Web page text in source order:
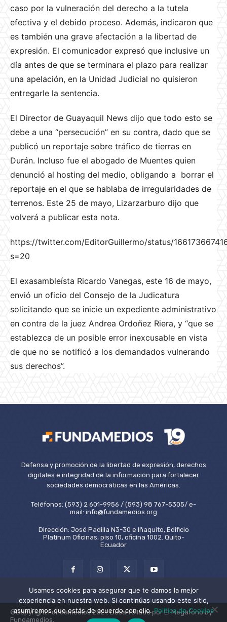
caso por la vulneración del derecho a la tutela
efectiva y el debido proceso. Además, indicaron que
es también una grave afectación a la libertad de
expresión. El comunicador expresó que inclusive un
día antes de que se terminara el plazo para realizar
una apelación, en la Unidad Judicial no quisieron
entregarle la sentencia.
El Director de Guayaquil News dijo que todo esto se
debe a una “persecución” en su contra, dado que se
publicó un reportaje sobre tráfico de tierras en
Durán. Incluso fue el abogado de Muentes quien
denunció al hosting del medio, obligando a borrar el
reportaje en el que se hablaba de irregularidades de
terrenos. Este 25 de mayo, Lizarzarburo dijo que
volverá a publicar esta nota.
https://twitter.com/EditorGuillermo/status/
s=20
El exasambleísta Ricardo Vanegas, este 16 de mayo,
envió un oficio del Consejo de la Judicatura
solicitando que se inicie un expediente administrativo
en contra de la juez Andrea Ordoñez Riera, y “que se
establezca de un posible error inexcusable en vista
de que no se notificó a los demandados vulnerando
sus derechos”.
Defensa y promoción de la libertad de expresión, derechos
digitales e integridad de la información para fortalecer
sociedades democráticas en las Américas.
Teléfonos: (593) 2 601-9956 / (593) 98 767-5305/ e-
mail: info@fundamedios.org
Dirección: José Padilla N3-30 e Iñaquito, Edificio
Platinum Oficinas, piso 10, oficina 1002. Quito-
Ecuador
©Copyright Fundamedios 2021. Desarrollado por El Megáfono by
Fundamedios.
Usamos cookies para asegurar que te damos la mejor
experiencia en nuestra web. Si continúas usando este sitio,
asumiremos que estás de acuerdo con ello.Política de Cookies